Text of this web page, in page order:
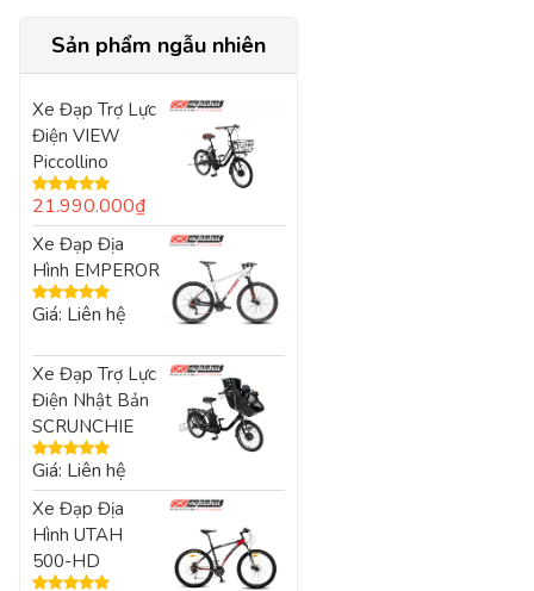
Sản phẩm ngẫu nhiên
Xe Đạp Trợ Lực
Điện VIEW
Piccollino
Được xếp
hạng5.005
sao
21.990.000₫
Xe Đạp Địa
Hình EMPEROR
Được xếp
Giá: Liên hệ
Xe Đạp Trợ Lực
Điện Nhật Bản
SCRUNCHIE
Được xếp
hạng5.005
sao
Giá: Liên hệ
Xe Đạp Địa
Hình UTAH
500-HD